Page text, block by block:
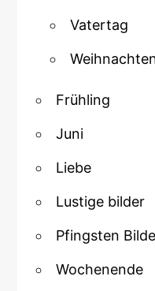
Vatertag
Frühling
Juni
Liebe
Lustige bilder
Pfingsten
Wochenende